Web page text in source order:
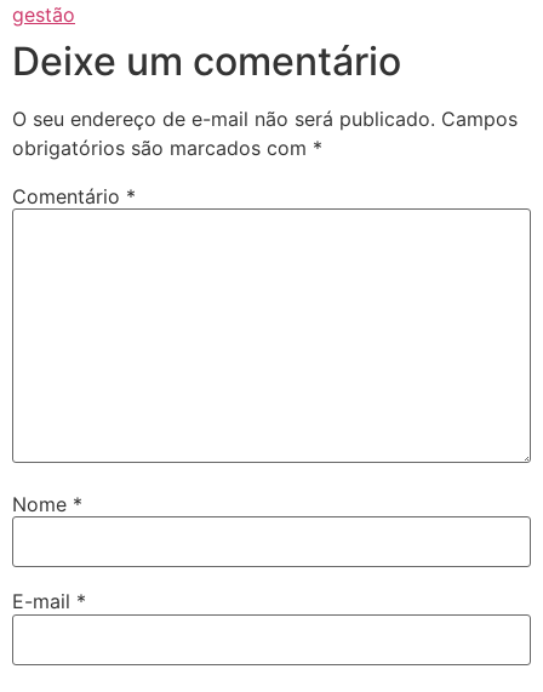
gestão
Deixe um comentário
O seu endereço de e-mail não será publicado. Campos
obrigatórios são marcados com *
Comentário *
Nome *
E-mail *